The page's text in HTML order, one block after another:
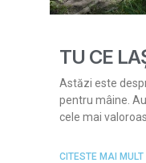
TU CE
Astăzi este
pentru mâine.
cele mai
CITESTE MAI MULT